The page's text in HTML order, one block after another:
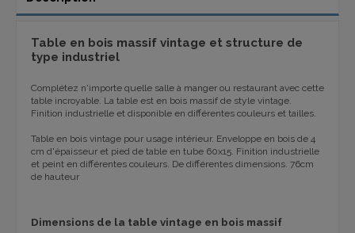
Table en bois massif vintage et structure de
type industriel
Complétez n'importe quelle salle à manger ou restaurant avec cette
table incroyable. La table est en bois massif de style vintage.
Finition industrielle et disponible en différentes couleurs et tailles.
Table en bois vintage pour usage intérieur. Enveloppe en bois de 4
cm d'épaisseur et pied de table en tube 60x15. Finition industrielle
et peint en différentes couleurs. De différentes dimensions. 76cm
de hauteur
Dimensions de la table vintage en bois massif